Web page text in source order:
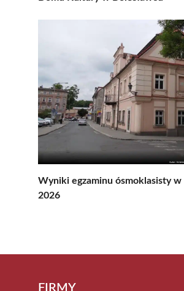
Wyniki egzaminu ósmoklasisty w
2026
FIRMY